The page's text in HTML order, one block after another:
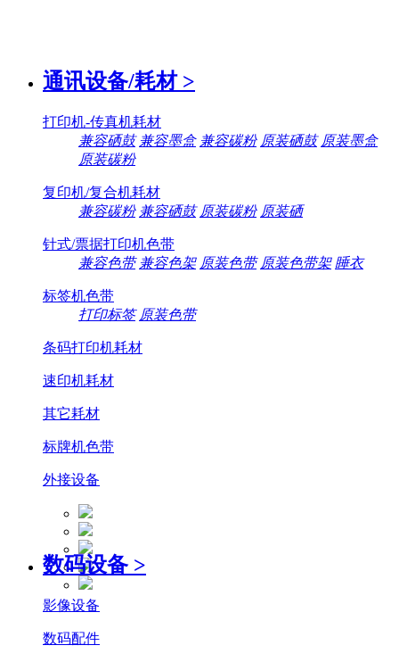
通讯设备/耗材 >
打印机-传真机耗材
兼容硒鼓 兼容墨盒 兼容碳粉 原装硒鼓 原装墨盒
原装碳粉
复印机/复合机耗材
兼容碳粉 兼容硒鼓 原装碳粉 原装硒
针式/票据打印机色带
兼容色带 兼容色架 原装色带 原装色带架 睡衣
标签机色带
打印标签 原装色带
条码打印机耗材
速印机耗材
其它耗材
标牌机色带
外接设备
数码设备 >
影像设备
数码配件